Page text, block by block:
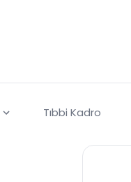
Tıbbi Kadro